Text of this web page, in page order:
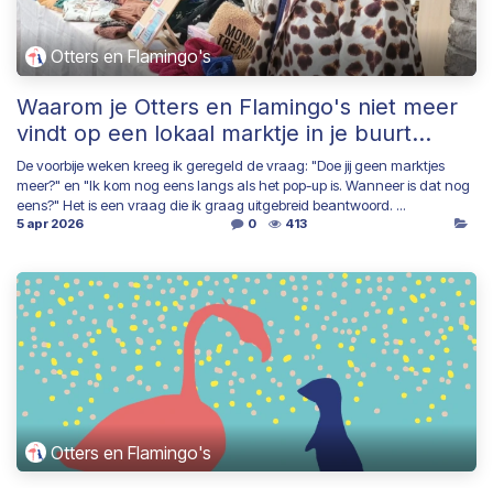
Otters en Flamingo's
Waarom je Otters en Flamingo's niet meer
vindt op een lokaal marktje in je buurt...
De voorbije weken kreeg ik geregeld de vraag: "Doe jij geen marktjes
meer?" en "Ik kom nog eens langs als het pop-up is. Wanneer is dat nog
eens?" Het is een vraag die ik graag uitgebreid beantwoord. ...
5 apr 2026 0 413
Otters en Flamingo's